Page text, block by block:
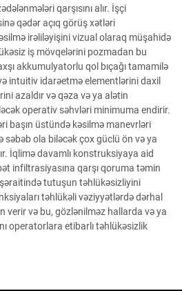
qarşısını alır. İşçi
qədər açıq görüş xətləri
irəliləyişini vizual olaraq müşahidə
iş mövqelərini pozmadan bu
akkumulyatorlu qol bıçağı tamamilə
intuitiv idarəetmə elementlərini daxil
azaldır və qəza və ya alətin
operativ səhvləri minimuma endirir.
başın üstündə kəsilmə manevrləri
səbəb ola biləcək çox güclü ön və ya
İqlimə davamlı konstruksiyaya aid
infiltrasiyasına qarşı qoruma təmin
tutuşun təhlükəsizliyini
təhlükəli vəziyyətlərdə dərhal
verir və bu, gözlənilməz hallarda və ya
operatorlara etibarlı təhlükəsizlik